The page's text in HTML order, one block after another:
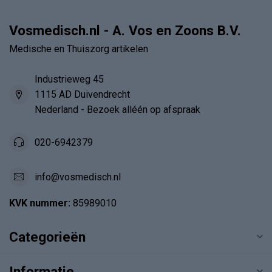
Vosmedisch.nl - A. Vos en Zoons B.V.
Medische en Thuiszorg artikelen
Industrieweg 45
1115 AD Duivendrecht
Nederland - Bezoek alléén op afspraak
020-6942379
info@vosmedisch.nl
KVK nummer: 85989010
Categorieën